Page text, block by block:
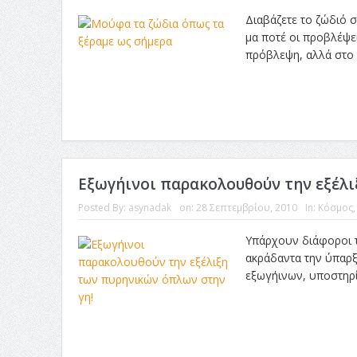
Διαβάζετε το ζώδιό
μα ποτέ οι
πρόβλεψη, αλλά στο
Εξωγήινοι παρακολουθούν την
Posted By: asynadak on: 28 Σεπτεμβρίου, 2010 In: Κόσμος,
Υπάρχουν διάφοροι
ακράδαντα την
εξωγήινων,